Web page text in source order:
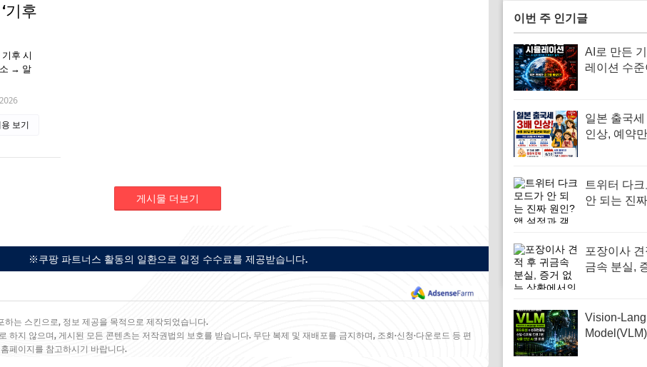
기후
기후 시
→ 알
보기
게시물 더보기
※쿠팡 파트너스 활동의 일환으로 일정 수수료를 제공받습니다.
는 스킨으로, 정보 제공을 목적으로 제작되었습니다.
하지 않으며, 게시된 모든 콘텐츠는 저작권법의 보호를 받습니다. 무단 복제 및 재배포를 금지하며, 조회·신청·다운로드 등 편
페이지를 참고하시기 바랍니다.
이번 주 인기글
AI로 만든
레이션 수
위젯 공개
일본 출국
인상, 예약
다
트위터 다
안 되는 진
동 탈출 가
터 라이트
포장이사
금속 분실,
이드 | 사라
물건, 의심
Vision-